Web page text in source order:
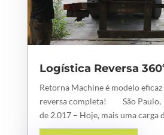
Logística Reversa
Retorna Machine é modelo
reversa completa! São Paulo,
de 2.017 – Hoje, mais uma carga